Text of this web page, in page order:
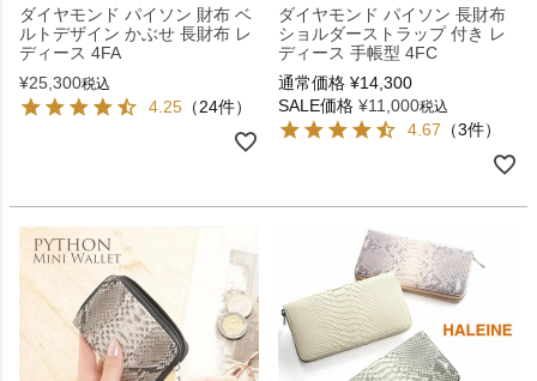
ダイヤモンド パイソン 財布 ベ
ルトデザイン かぶせ 長財布 レ
ディース 4FA
¥25,300税込
4.25 （24件）
ダイヤモンド パイソン 長財布
ショルダーストラップ 付き レ
ディース 手帳型 4FC
通常価格 ¥14,300
SALE価格 ¥11,000税込
4.67 （3件）